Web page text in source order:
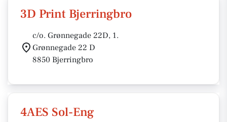
3D Print Bjerringbro
c/o. Grønnegade 22D, 1.
Grønnegade 22 D
8850 Bjerringbro
4AES Sol-Eng